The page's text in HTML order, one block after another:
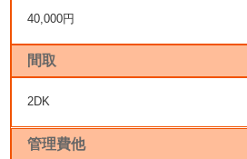
40,000円
間取
2DK
管理費他